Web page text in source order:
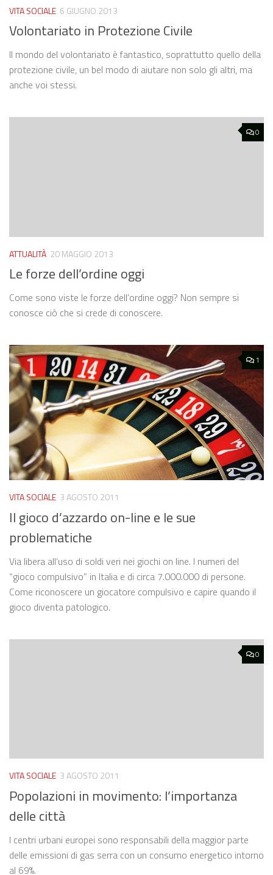
VITA SOCIALE 6 GIUGNO 2013
Volontariato in Protezione Civile
Il mondo del volontariato è fantastico, soprattutto quello della
protezione civile, un bel modo di aiutare non solo gli altri, ma
anche voi stessi.
0
ATTUALITÀ 20 MAGGIO 2013
Le forze dell’ordine oggi
Come sono viste le forze dell’ordine oggi? Non sempre si
conosce ciò che si crede di conoscere.
1
VITA SOCIALE 3 AGOSTO 2011
Il gioco d’azzardo on-line e le sue
problematiche
Via libera all’uso di soldi veri nei giochi on line. I numeri del
“gioco compulsivo” in Italia e di circa 7.000.000 di persone.
Come riconoscere un giocatore compulsivo e capire quando il
gioco diventa patologico.
0
VITA SOCIALE 3 AGOSTO 2011
Popolazioni in movimento: l’importanza
delle città
I centri urbani europei sono responsabili della maggior parte
delle emissioni di gas serra con un consumo energetico intorno
al 69%.